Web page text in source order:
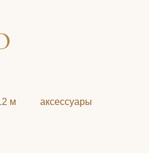
м аксессуары